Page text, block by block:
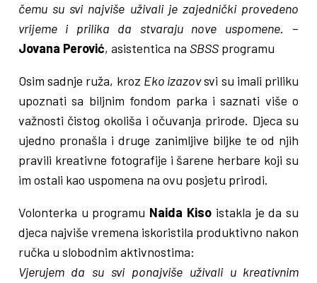
čemu su svi najviše uživali je zajednički provedeno
vrijeme i prilika da stvaraju nove uspomene. –
Jovana Perović, asistentica na SBSSprogramu
Osim sadnje ruža, kroz Eko izazovsvi su imali priliku
upoznati sa biljnim fondom parka i saznati više o
važnosti čistog okoliša i očuvanja prirode. Djeca su
ujedno pronašla i druge zanimljive biljke te od njih
pravili kreativne fotografije i šarene herbare koji su
im ostali kao uspomena na ovu posjetu prirodi.
Volonterka u programu Naida Kiso istakla je da su
djeca najviše vremena iskoristila produktivno nakon
ručka u slobodnim aktivnostima:
Vjerujem da su svi ponajviše uživali u kreativnim